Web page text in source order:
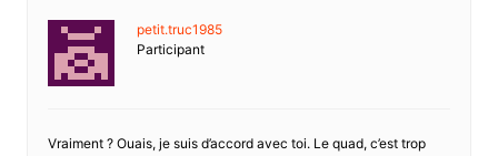
petit.truc1985
Participant
Vraiment ? Ouais, je suis d’accord avec toi. Le quad, c’est trop